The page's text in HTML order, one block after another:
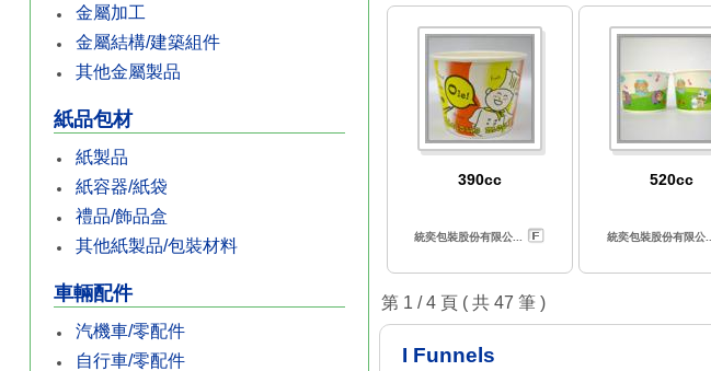
金屬加工
金屬結構/建築組件
其他金屬製品
紙品包材
紙製品
紙容器/紙袋
禮品/飾品盒
其他紙製品/包裝材料
車輛配件
汽機車/零配件
自行車/零配件
390cc
統奕包裝股份有限公...
520cc
統奕包裝股份有限公...
第 1 / 4 頁 ( 共 47 筆 )
I Funnels